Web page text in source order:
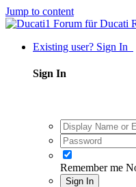
Jump to content
Existing user? Sign In
Sign In
Remember me
Sign In